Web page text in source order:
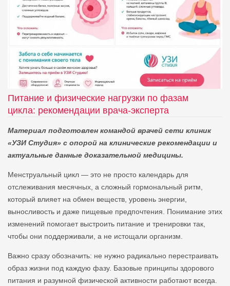
Питание и физические нагрузки по фазам
цикла: рекомендации врача‑эксперта
Материал подготовлен командой врачей сети клиник
«УЗИ Студия» с опорой на клинические рекомендации и
актуальные данные доказательной медицины.
Менструальный цикл — это не просто календарь для
отслеживания месячных, а сложный гормональный ритм,
который влияет на обмен веществ, уровень энергии,
выносливость и даже пищевые предпочтения. Понимание этих
изменений помогает выстроить питание и тренировки так,
чтобы они поддерживали, а не истощали организм.
Важно сразу обозначить: не нужно радикально перестраивать
образ жизни под каждую фазу. Базовые принципы здорового
питания и разумной физической активности работают всегда.